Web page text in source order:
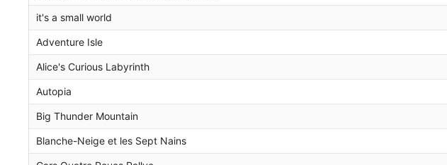
it's a small world
Adventure Isle
Alice's Curious Labyrinth
Autopia
Big Thunder Mountain
Blanche-Neige et les Sept Nains